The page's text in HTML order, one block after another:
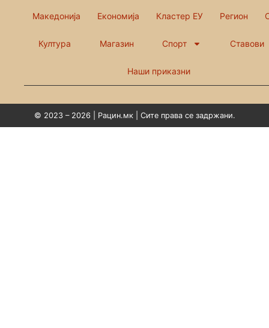
Македонија Економија Кластер ЕУ Регион
Култура Магазин Спорт Ставови
Наши приказни
© 2023 – 2026 | Рацин.мк | Сите права се задржани.